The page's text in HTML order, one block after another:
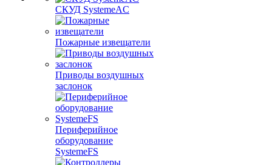
СКУД SystemeAC
Пожарные извещатели
Приводы воздушных
заслонок
Периферийное
оборудование
SystemeFS